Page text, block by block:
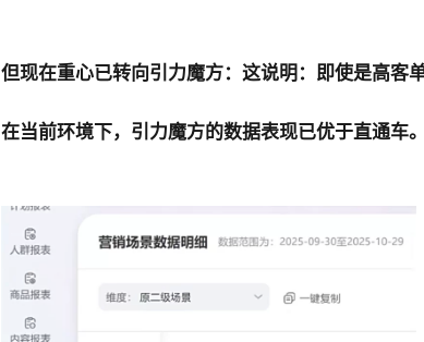
但现在重心已转向引力魔方： 这说明：即使是高客
在当前环境下，引力魔方的数据表现已优于直通车。